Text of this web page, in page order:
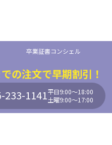
卒業証書コンシェル
の注文で早期割引！
233-1141平日9:00〜18:00
土曜9:00〜17:00